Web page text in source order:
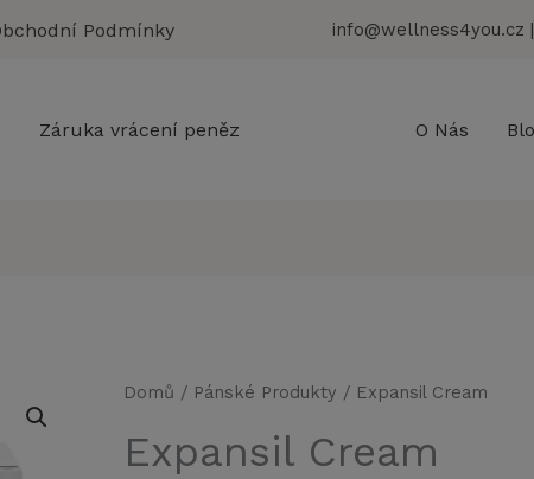
Podmínky info@wellness4you.cz
Záruka vrácení peněz O Nás
Domů / Pánské Produkty / Expansil Cream
Expansil Cream